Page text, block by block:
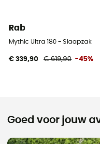
185 cm
Rab
Mythic Ultra 180 - Slaapzak
€ 339,90 € 619,90 -45%
Goed voor jouw